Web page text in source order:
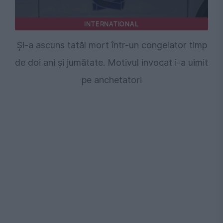
INTERNATIONAL
Și-a ascuns tatăl mort într-un congelator timp
de doi ani și jumătate. Motivul invocat i-a uimit
pe anchetatori